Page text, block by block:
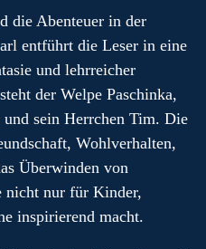
die Abenteuer in der
entführt die Leser in eine
und lehrreicher
der Welpe Paschinka,
sein Herrchen Tim. Die
Wohlverhalten,
Überwinden von
nicht nur für Kinder,
inspirierend macht.